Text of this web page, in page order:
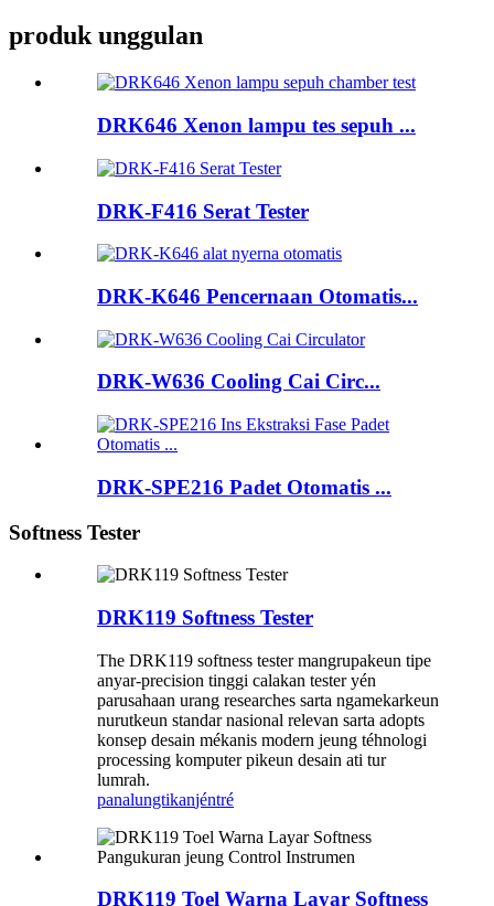
produk unggulan
DRK646 Xenon lampu tes sepuh ...
DRK-F416 Serat Tester
DRK-K646 Pencernaan Otomatis...
DRK-W636 Cooling Cai Circ...
DRK-SPE216 Padet Otomatis ...
Softness Tester
DRK119 Softness Tester
The DRK119 softness tester mangrupakeun tipe
anyar-precision tinggi calakan tester yén
parusahaan urang researches sarta ngamekarkeun
nurutkeun standar nasional relevan sarta adopts
konsep desain mékanis modern jeung téhnologi
processing komputer pikeun desain ati tur
lumrah.
panalungtikanjéntré
DRK119 Toel Warna Layar Softness